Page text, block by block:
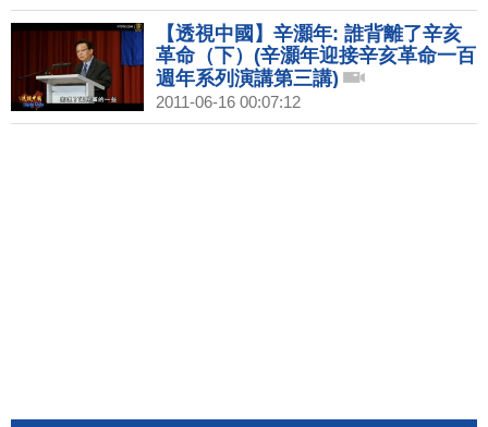
【透視中國】辛灝年: 誰背離了辛亥
革命（下）(辛灝年迎接辛亥革命一百
週年系列演講第三講)
2011-06-16 00:07:12